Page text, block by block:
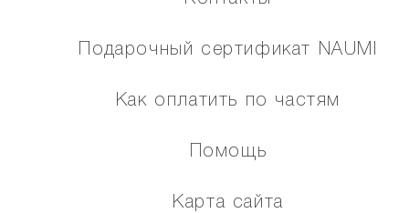
Подарочный сертификат NAUMI
Как оплатить по частям
Помощь
Карта сайта